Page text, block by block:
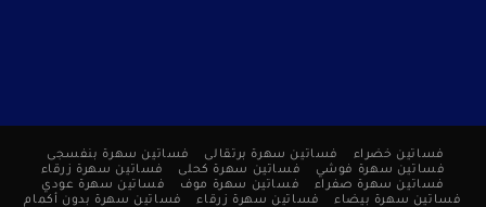
فساتين خضراء فساتين سهرة برتقالى
فساتين سهرة بنفسجى
فساتين سهرة فوشي
فساتين سهرة كحلى
فساتين سهرة زرقاء
فساتين سهرة صفراء
فساتين سهرة موف
فساتين سهرة عودي
فساتين سهرة بيضاء
فساتين سهرة زرقاء فساتين سهرة بدون أكمام